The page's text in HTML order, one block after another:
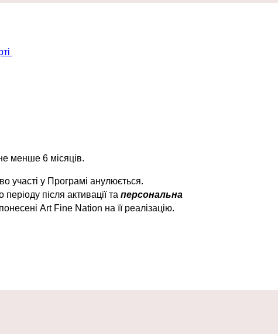
менше 6 місяців.
участі у Програмі анулюється.
після активації та персональна
Art Fine Nation на її реалізацію.